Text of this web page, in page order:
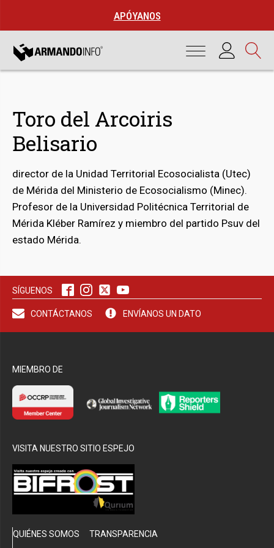
APÓYANOS
Toro del Arcoiris
Belisario
director de la Unidad Territorial Ecosocialista (Utec)
de Mérida del Ministerio de Ecosocialismo (Minec).
Profesor de la Universidad Politécnica Territorial de
Mérida Kléber Ramírez y miembro del partido Psuv del
estado Mérida.
SÍGUENOS
CONTÁCTANOS ENVÍANOS UN DATO
MIEMBRO DE
VISITA NUESTRO SITIO ESPEJO
QUIÉNES SOMOS TRANSPARENCIA